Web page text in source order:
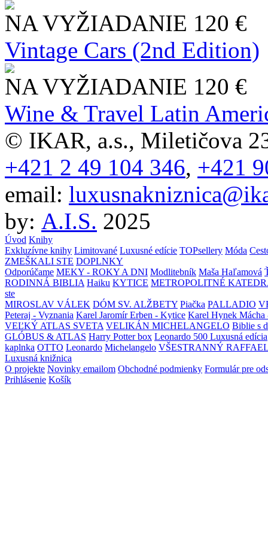
NA VYŽIADANIE 120 €
Vintage Cars (2nd Edition)
NA VYŽIADANIE 120 €
Wine & Travel Latin
© IKAR, a.s., Miletičova
+421 2 49 104 346, +421
email:
by: A.I.S. 2025
Úvod Knihy
Exkluzívne knihy Limitované Luxusné edície TOPsellery Móda
ZMEŠKALI STE DOPLNKY
Odporúčame MEKY - ROKY A DNI Modlitebník Maša Haľamová
RODINNÁ BIBLIA Haiku KYTICE METROPOLITNÉ
ste
MIROSLAV VÁLEK DÓM SV. ALŽBETY Piačka PALLADIO
Peteraj - Vyznania Karel Jaromír Erben - Kytice Karel Hynek Mácha
VEĽKÝ ATLAS SVETA VELIKÁN MICHELANGELO Biblie s
GLÓBUS & ATLAS Harry Potter box Leonardo 500 Luxusná edícia
kaplnka OTTO Leonardo Michelangelo VŠESTRANNÝ
Luxusná knižnica
O projekte Novinky emailom Obchodné podmienky Formulár pre
Prihlásenie Košík